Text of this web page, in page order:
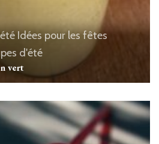
Idées pour les fêtes
d'été
vert